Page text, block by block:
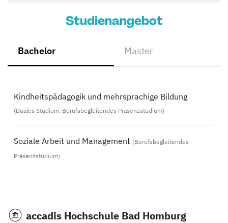
Studienangebot
Bachelor Master
Kindheitspädagogik und mehrsprachige Bildung
(Duales Studium, Berufsbegleitendes Präsenzstudium)
Soziale Arbeit und Management (Berufsbegleitendes
Präsenzstudium)
accadis Hochschule Bad Homburg